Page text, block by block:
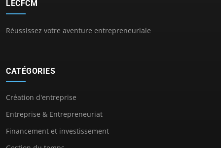
LECFCM
Réussissez votre aventure entrepreneuriale
CATÉGORIES
Création d'entreprise
Entreprise & Entrepreneuriat
Financement et investissement